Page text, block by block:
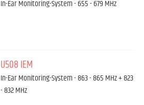
In-Ear Monitoring-System - 655 - 679 MHz
U508 IEM
In-Ear Monitoring-System - 863 - 865 MHz + 823
- 832 MHz